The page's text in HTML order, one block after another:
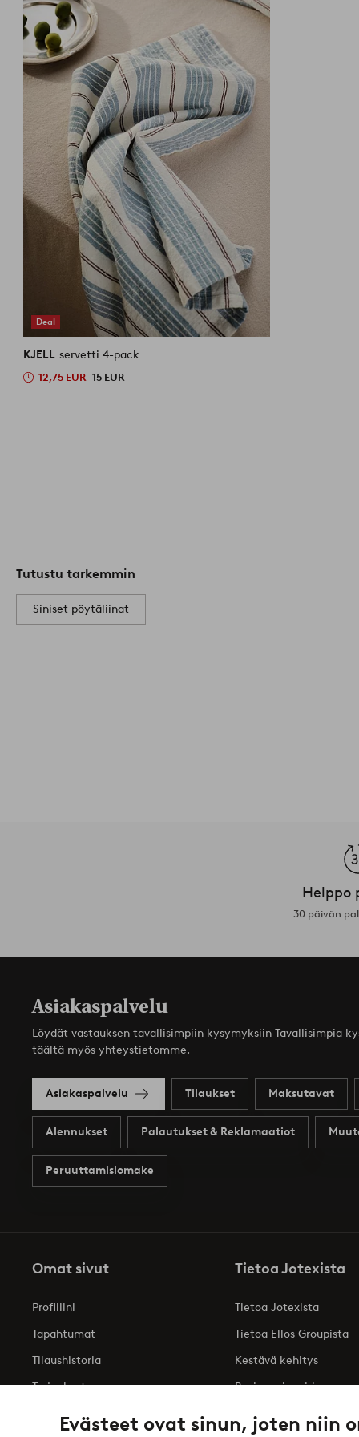
Evästeet ovat sinun, joten niin
Deal
KJELL servetti 4-pack
12,75 EUR 15 EUR
Tutustu tarkemmin
Siniset pöytäliinat
Helppo
30 päivän
Asiakaspalvelu
Löydät vastauksen tavallisimpiin kysymyksiin Tavallisimpia
täältä myös yhteystietomme.
Asiakaspalvelu Tilaukset Maksutavat
Alennukset Palautukset & Reklamaatiot
Peruuttamislomake
Omat sivut
Profiilini
Tapahtumat
Tilaushistoria
Tarjoukset
Tietoa Jotexista
Tietoa Jotexista
Tietoa Ellos Groupista
Kestävä kehitys
Business inquiries
Saavutettavuusseloste